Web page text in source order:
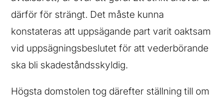
därför för strängt. Det måste kunna
konstateras att uppsägande part varit oaktsam
vid uppsägningsbeslutet för att vederbörande
ska bli skadeståndsskyldig.
Högsta domstolen tog därefter ställning till om